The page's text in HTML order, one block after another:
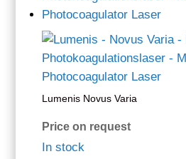
Lumenis Novus Varia
Price on request
In stock